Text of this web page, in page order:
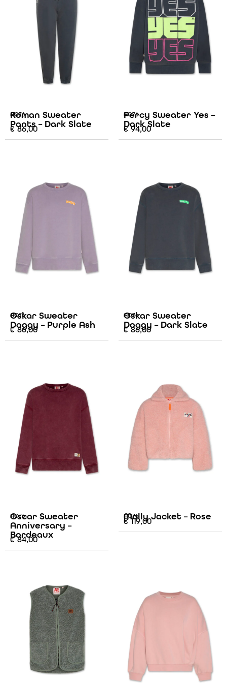
AO76
Roman Sweater
Pants – Dark Slate
€86,00
AO76
Percy Sweater Yes –
Dark Slate
€94,00
AO76
Oskar Sweater
Doggy – Purple Ash
€86,00
AO76
Oskar Sweater
Doggy – Dark Slate
€86,00
AO76
Oscar Sweater
Anniversary –
Bordeaux
€84,00
AO76
Molly Jacket – Rose
€119,00